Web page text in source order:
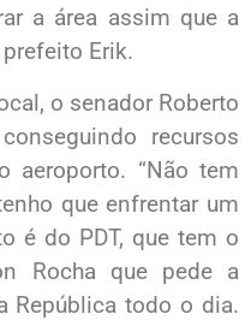
a área assim que a
Erik.
o senador Roberto
recursos
aeroporto. “Não tem
que enfrentar um
é do PDT, que tem o
Rocha que pede a
República todo o dia.